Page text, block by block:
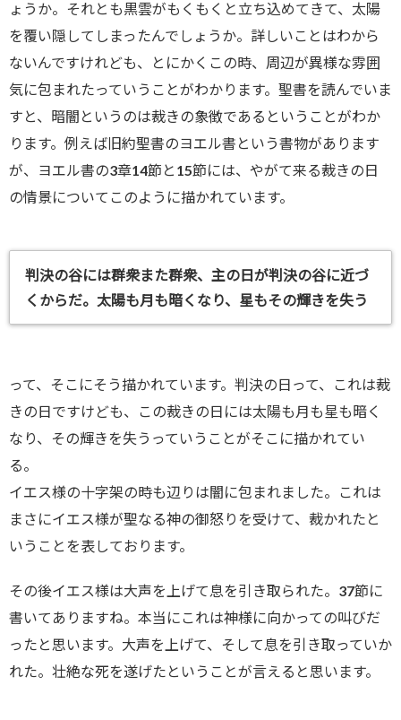
ょうか。それとも黒雲がもくもくと立ち込めてきて、太陽
を覆い隠してしまったんでしょうか。詳しいことはわから
ないんですけれども、とにかくこの時、周辺が異様な雰囲
気に包まれたっていうことがわかります。聖書を読んでいま
すと、暗闇というのは裁きの象徴であるということがわか
ります。例えば旧約聖書のヨエル書という書物があります
が、ヨエル書の3章14節と15節には、やがて来る裁きの日
の情景についてこのように描かれています。
判決の谷には群衆また群衆、主の日が判決の谷に近づ
くからだ。太陽も月も暗くなり、星もその輝きを失う
って、そこにそう描かれています。判決の日って、これは裁
きの日ですけども、この裁きの日には太陽も月も星も暗く
なり、その輝きを失うっていうことがそこに描かれてい
る。
イエス様の十字架の時も辺りは闇に包まれました。これは
まさにイエス様が聖なる神の御怒りを受けて、裁かれたと
いうことを表しております。
その後イエス様は大声を上げて息を引き取られた。37節に
書いてありますね。本当にこれは神様に向かっての叫びだ
ったと思います。大声を上げて、そして息を引き取っていか
れた。壮絶な死を遂げたということが言えると思います。